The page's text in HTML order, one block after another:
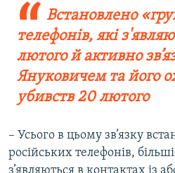
Встановлено
телефонів, які
лютого й активно
Януковичем та його
убивств 20 лютого
– Усього в цьому зв’язку
російських телефонів,